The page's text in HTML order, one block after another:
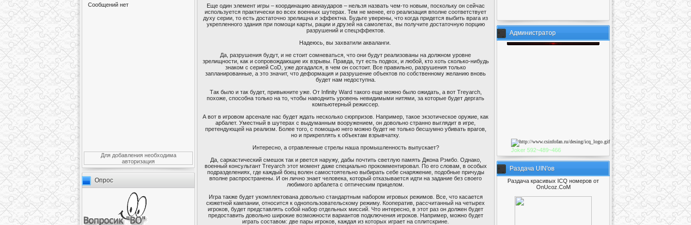
Для добавления необходима
авторизация
Опрос
Еще один элемент игры – координацию авиаударов – нельзя назвать чем-то новым, поскольку он сейчас
используется практически во всех военных шутерах. Тем не менее, его реализация вполне соответствует
духу серии, то есть достаточно зрелищна и эффектна. Будьте уверены, что когда придется выбить врага из
укрепленного здания при помощи карты, рации и друзей на самолетах, вы получите достаточную порцию
разрушений и спецэффектов.
Надеюсь, вы захватили акваланги.
Да, разрушения будут, и не стоит сомневаться, что они будут реализованы на должном уровне
зрелищности, как и сопровождающие их взрывы. Правда, тут есть подвох, и любой, кто хоть сколько-нибудь
знаком с серией CoD, уже догадался, в чем он состоит. Все правильно, разрушения только
запланированные, а это значит, что деформация и разрушение объектов по собственному желанию вновь
будет нам недоступна.
Так было и так будет, привыкните уже. От Infinity Ward такого еще можно было ожидать, а вот Treyarch,
похоже, способна только на то, чтобы наводнить уровень невидимыми нитями, за которые будет дергать
компьютерный режиссер.
А вот в игровом арсенале нас будет ждать несколько сюрпризов. Например, такое экзотическое оружие, как
арбалет. Уместный в шутерах с выдуманным вооружением, он довольно странно выглядит в игре,
претендующей на реализм. Более того, с помощью него можно будет не только бесшумно убивать врагов,
но и прикреплять к объектам взрывчатку.
Интересно, а отравленные стрелы наша промышленность выпускает?
Да, саркастический смешок так и рвется наружу, дабы почтить светлую память Джона Рэмбо. Однако,
военный консультант Treyarch этот момент даже специально прокомментировал. По его словам, в особых
подразделениях, где каждый боец волен самостоятельно выбирать себе снаряжение, подобные причуды
вполне распространены. И он лично знает человека, который отказывается идти на задание без своего
любимого арбалета с оптическим прицелом.
Игра также будет укомплектована довольно стандартным набором игровых режимов. Все, что касается
сюжетной кампании, относится к однопользовательскому режиму. Кооператив, рассчитанный на четырех
игроков, будет представлять собой набор отдельных миссий. Что интересно, в этот раз он должен будет
предоставить довольно широкие возможности вариантов подключения игроков. Например, можно будет
играть составом: две пары игроков, каждая из которых играет на сплитскрине.
Администратор
Joker 592~489~466
Раздача UIN'ов
Раздача красивых ICQ номеров от
OnUcoz.CoM